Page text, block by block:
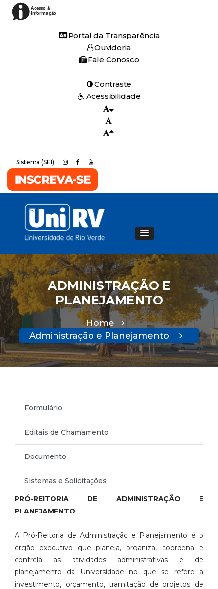
Acesso à
Informação
Portal da Transparência
Ouvidoria
Fale Conosco
|
Contraste
Acessibilidade
|
Sistema (SEI)
ADMINISTRAÇÃO E
PLANEJAMENTO
Home
Administração e Planejamento
Formulário
Editais de Chamamento
Documento
Sistemas e Solicitações
PRÓ-REITORIA DE ADMINISTRAÇÃO E
PLANEJAMENTO
A Pró-Reitoria de Administração e Planejamento é o
órgão executivo que planeja, organiza, coordena e
controla as atividades administrativas e de
planejamento da Universidade no que se refere a
investimento, orçamento, tramitação de projetos de